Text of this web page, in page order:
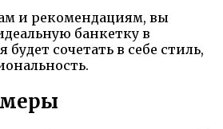
и рекомендациям, вы
банкетку в
сочетать в себе стиль,